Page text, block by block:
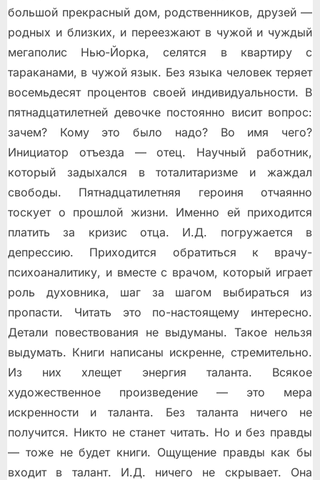
большой прекрасный дом, родственников, друзей —
родных и близких, и переезжают в чужой и чуждый
мегаполис Нью-Йорка, селятся в квартиру с
тараканами, в чужой язык. Без языка человек теряет
восемьдесят процентов своей индивидуальности. В
пятнадцатилетней девочке постоянно висит вопрос:
зачем? Кому это было надо? Во имя чего?
Инициатор отъезда — отец. Научный работник,
который задыхался в тоталитаризме и жаждал
свободы. Пятнадцатилетняя героиня отчаянно
тоскует о прошлой жизни. Именно ей приходится
платить за кризис отца. И.Д. погружается в
депрессию. Приходится обратиться к врачу-
психоаналитику, и вместе с врачом, который играет
роль духовника, шаг за шагом выбираться из
пропасти. Читать это по-настоящему интересно.
Детали повествования не выдуманы. Такое нельзя
выдумать. Книги написаны искренне, стремительно.
Из них хлещет энергия таланта. Всякое
художественное произведение — это мера
искренности и таланта. Без таланта ничего не
получится. Никто не станет читать. Но и без правды
— тоже не будет книги. Ощущение правды как бы
входит в талант. И.Д. ничего не скрывает. Она